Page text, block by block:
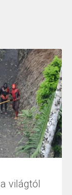
világtól